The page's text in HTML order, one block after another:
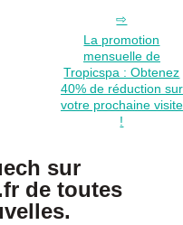
La promotion
mensuelle de
Tropicspa : Obtenez
40% de réduction sur
votre prochaine visite
!
sur
de toutes